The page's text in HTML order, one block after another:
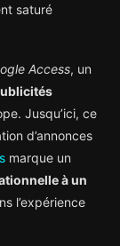
saturé
Access, un
Jusqu’ici, ce
d’annonces
marque un
à un
l’expérience